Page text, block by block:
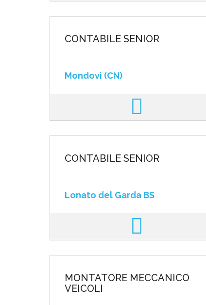
CONTABILE SENIOR
Mondovì (CN)
CONTABILE SENIOR
Lonato del Garda BS
MONTATORE MECCANICO
VEICOLI